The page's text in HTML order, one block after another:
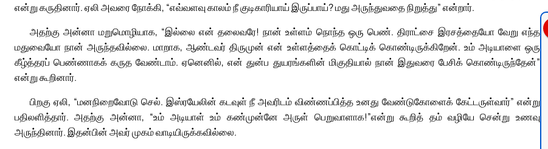
என்று கருதினார். ஏலி அவரை நோக்கி, “எவ்வளவு காலம் நீ குடிகாரியாய் இருப்பாய்? மது அருந்துவதை நிறுத்து” என்றார்.
அதற்கு அன்னா மறுமொழியாக, “இல்லை என் தலைவரே! நான் உள்ளம் நொந்த ஒரு பெண். திராட்சை இரசத்தையோ வேறு எந்த
மதுவையோ நான் அருந்தவில்லை. மாறாக, ஆண்டவர் திருமுன் என் உள்ளத்தைக் கொட்டிக் கொண்டிருக்கிறேன். உம் அடியாளை ஒரு
கீழ்த்தரப் பெண்ணாகக் கருத வேண்டாம். ஏனெனில், என் துன்ப துயரங்களின் மிகுதியால் நான் இதுவரை பேசிக் கொண்டிருந்தேன்”
என்று கூறினார்.
பிறகு ஏலி, “மனநிறைவோடு செல். இஸ்ரயேலின் கடவுள் நீ அவரிடம் விண்ணப்பித்த உனது வேண்டுகோளைக் கேட்டருள்வார்” என்று
பதிலளித்தார். அதற்கு அன்னா, “உம் அடியாள் உம் கண்முன்னே அருள் பெறுவாளாக!”என்று கூறித் தம் வழியே சென்று உணவு
அருந்தினார். இதன்பின் அவர் முகம் வாடியிருக்கவில்லை.